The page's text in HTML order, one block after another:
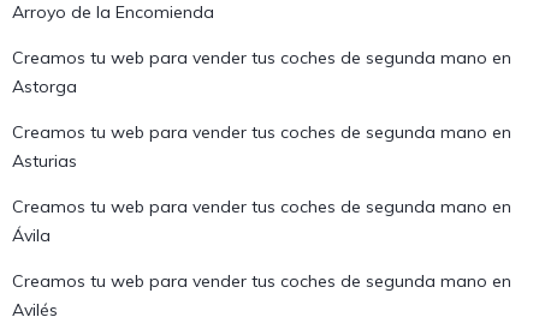
Arroyo de la Encomienda
Creamos tu web para vender tus coches de segunda mano en
Astorga
Creamos tu web para vender tus coches de segunda mano en
Asturias
Creamos tu web para vender tus coches de segunda mano en
Ávila
Creamos tu web para vender tus coches de segunda mano en
Avilés